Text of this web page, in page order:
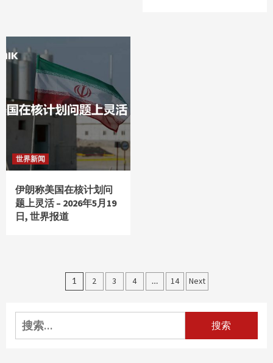
世界新闻
伊朗称美国在核计划问
题上灵活 – 2026年5月19
日, 世界报道
文
页
1 2 3 4 … 14 Next
搜
索：